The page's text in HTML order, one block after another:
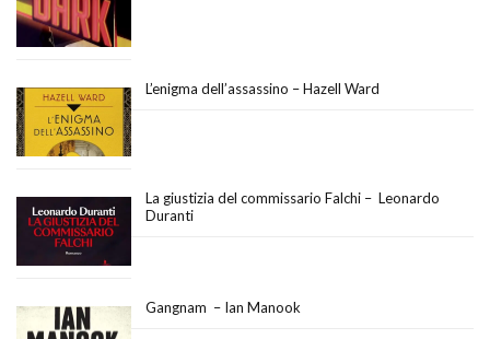
L’enigma dell’assassino – Hazell Ward
La giustizia del commissario Falchi – Leonardo
Duranti
Gangnam – Ian Manook